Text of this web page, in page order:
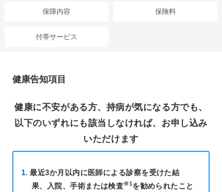
保障内容 保険料
付帯サービス
健康告知項目
健康に不安がある方、持病が気になる方でも、
以下のいずれにも該当しなければ、お申し込み
いただけます
最近3か月以内に医師による診察を受けた結
果、入院、手術または検査※1を勧められたこと